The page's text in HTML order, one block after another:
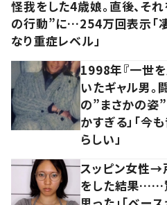
怪我をした4歳娘。直後、そ
の行動”に…254万回表示「凄
なり重症レベル」
1998年『一世
いたギャル男。
の”まさかの姿”
かすぎる」「今
らしい」
スッピン女性→
をした結果……